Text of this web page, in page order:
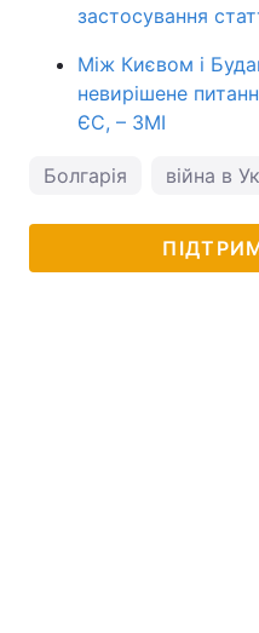
застосування
Між Києвом і
невирішене
ЄС, – ЗМІ
Болгарія війна в